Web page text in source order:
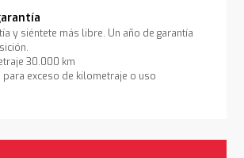
y siéntete más libre. Un año de garantía
30.000 km
exceso de kilometraje o uso